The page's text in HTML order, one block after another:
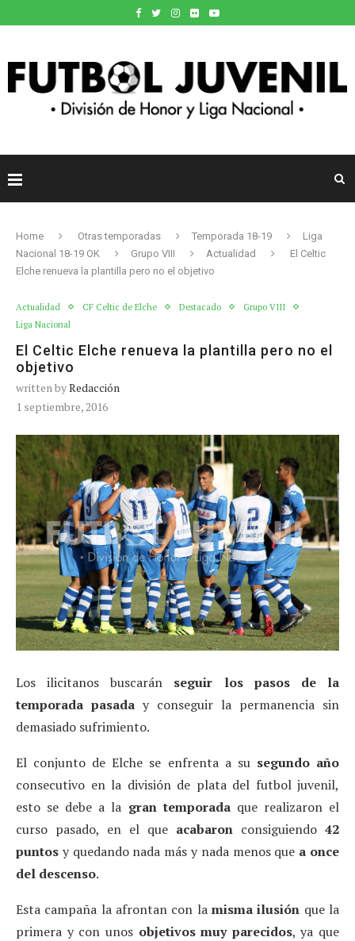
Home Otras temporadas Temporada 18-19
Liga
Nacional 18-19 OK
Grupo VIII Actualidad
El Celtic
Elche renueva la plantilla pero no el objetivo
Actualidad CF Celtic de Elche Destacado
Grupo VIII
Liga Nacional
El Celtic Elche renueva la plantilla pero no el
objetivo
written byRedacción
1 septiembre, 2016
Los ilicitanos buscarán seguir los pasos de la
temporada pasada y conseguir la permanencia sin
demasiado sufrimiento.
El conjunto de Elche se enfrenta a su segundo año
consecutivo en la división de plata del futbol juvenil,
esto se debe a la gran temporadaque realizaron el
curso pasado, en el que acabaron consiguiendo 42
puntos y quedando nada más y nada menos que a once
del descenso.
Esta campaña la afrontan con la misma ilusión que la
primera y con unos objetivos muy parecidos, ya que